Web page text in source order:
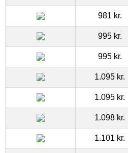
981 kr.
995 kr.
995 kr.
1.095 kr.
1.095 kr.
1.098 kr.
1.101 kr.